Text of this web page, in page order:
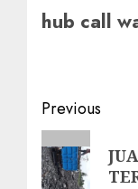
hub call
Post
Previous
Previous
post: